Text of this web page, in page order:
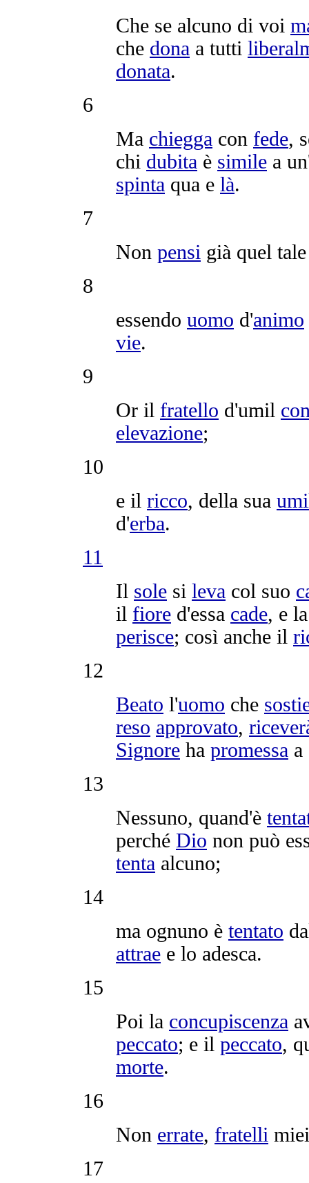
Che se alcuno di voi
che dona a tutti
donata.
6
Ma chiegga con fede,
chi dubita è simile a
spinta qua e là.
7
Non pensi già quel
8
essendo uomo d'animo
vie.
9
Or il fratello d'umil
elevazione;
10
e il ricco, della sua
d'erba.
11
Il sole si leva col suo
il fiore d'essa cade, e
perisce; così anche il
12
Beato l'uomo che
reso approvato,
Signore ha promessa a
13
Nessuno, quand'è
perché Dio non può
tenta alcuno;
14
ma ognuno è tentato
attrae e lo adesca.
15
Poi la concupiscenza
peccato; e il peccato,
morte.
16
Non errate, fratelli
17